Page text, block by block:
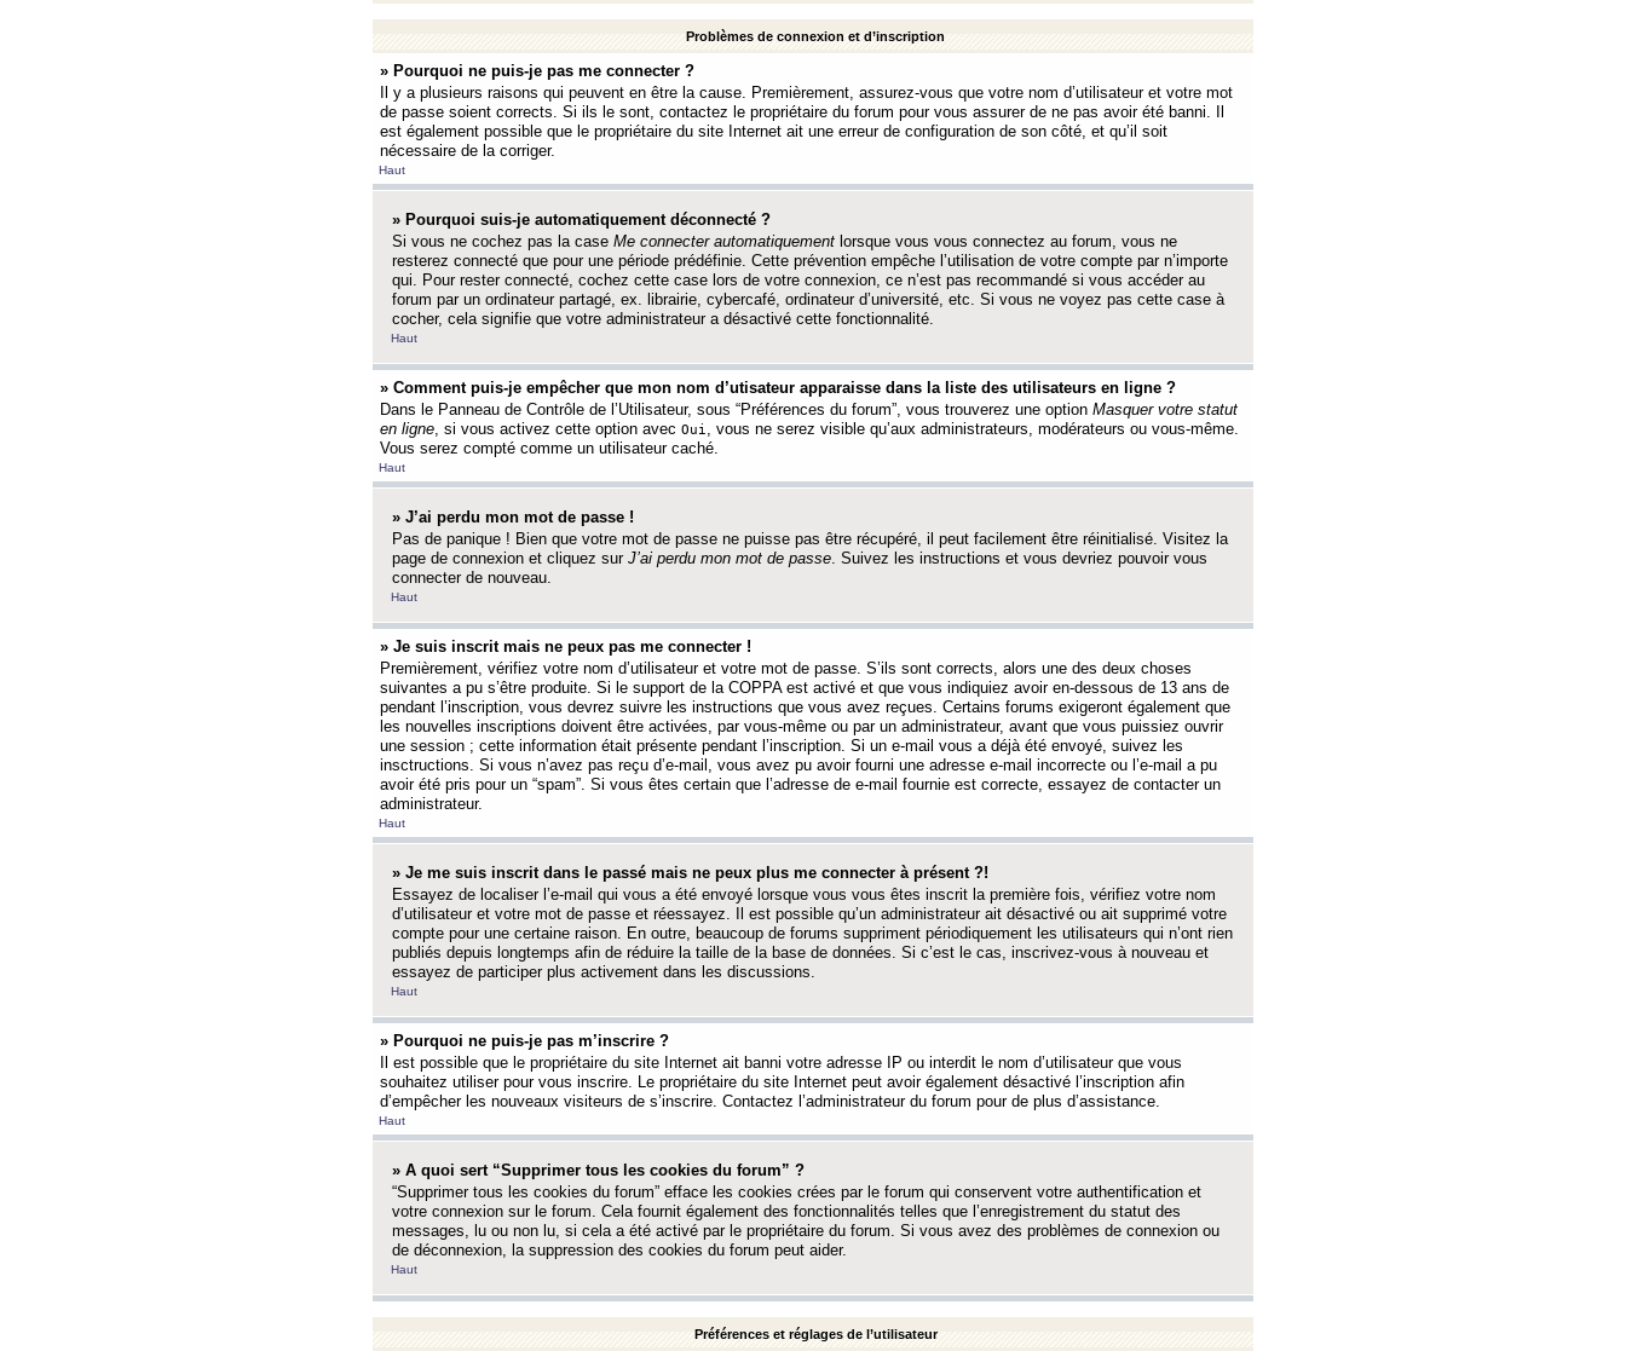
Problèmes de connexion et d’inscription
» Pourquoi ne puis-je pas me connecter ?
Il y a plusieurs raisons qui peuvent en être la cause. Premièrement, assurez-vous que votre nom d’utilisateur et votre mot
de passe soient corrects. Si ils le sont, contactez le propriétaire du forum pour vous assurer de ne pas avoir été banni. Il
est également possible que le propriétaire du site Internet ait une erreur de configuration de son côté, et qu’il soit
nécessaire de la corriger.
Haut
» Pourquoi suis-je automatiquement déconnecté ?
Si vous ne cochez pas la case Me connecter automatiquement lorsque vous vous connectez au forum, vous ne
resterez connecté que pour une période prédéfinie. Cette prévention empêche l’utilisation de votre compte par n’importe
qui. Pour rester connecté, cochez cette case lors de votre connexion, ce n’est pas recommandé si vous accéder au
forum par un ordinateur partagé, ex. librairie, cybercafé, ordinateur d’université, etc. Si vous ne voyez pas cette case à
cocher, cela signifie que votre administrateur a désactivé cette fonctionnalité.
Haut
» Comment puis-je empêcher que mon nom d’utisateur apparaisse dans la liste des utilisateurs en ligne ?
Dans le Panneau de Contrôle de l’Utilisateur, sous “Préférences du forum”, vous trouverez une option Masquer votre statut
en ligne, si vous activez cette option avec Oui , vous ne serez visible qu’aux administrateurs, modérateurs ou vous-même.
Vous serez compté comme un utilisateur caché.
Haut
» J’ai perdu mon mot de passe !
Pas de panique ! Bien que votre mot de passe ne puisse pas être récupéré, il peut facilement être réinitialisé. Visitez la
page de connexion et cliquez sur J’ai perdu mon mot de passe. Suivez les instructions et vous devriez pouvoir vous
connecter de nouveau.
Haut
» Je suis inscrit mais ne peux pas me connecter !
Premièrement, vérifiez votre nom d’utilisateur et votre mot de passe. S’ils sont corrects, alors une des deux choses
suivantes a pu s’être produite. Si le support de la COPPA est activé et que vous indiquiez avoir en-dessous de 13 ans de
pendant l’inscription, vous devrez suivre les instructions que vous avez reçues. Certains forums exigeront également que
les nouvelles inscriptions doivent être activées, par vous-même ou par un administrateur, avant que vous puissiez ouvrir
une session ; cette information était présente pendant l’inscription. Si un e-mail vous a déjà été envoyé, suivez les
insctructions. Si vous n’avez pas reçu d’e-mail, vous avez pu avoir fourni une adresse e-mail incorrecte ou l’e-mail a pu
avoir été pris pour un “spam”. Si vous êtes certain que l’adresse de e-mail fournie est correcte, essayez de contacter un
administrateur.
Haut
» Je me suis inscrit dans le passé mais ne peux plus me connecter à présent ?!
Essayez de localiser l’e-mail qui vous a été envoyé lorsque vous vous êtes inscrit la première fois, vérifiez votre nom
d’utilisateur et votre mot de passe et réessayez. Il est possible qu’un administrateur ait désactivé ou ait supprimé votre
compte pour une certaine raison. En outre, beaucoup de forums suppriment périodiquement les utilisateurs qui n’ont rien
publiés depuis longtemps afin de réduire la taille de la base de données. Si c’est le cas, inscrivez-vous à nouveau et
essayez de participer plus activement dans les discussions.
Haut
» Pourquoi ne puis-je pas m’inscrire ?
Il est possible que le propriétaire du site Internet ait banni votre adresse IP ou interdit le nom d’utilisateur que vous
souhaitez utiliser pour vous inscrire. Le propriétaire du site Internet peut avoir également désactivé l’inscription afin
d’empêcher les nouveaux visiteurs de s’inscrire. Contactez l’administrateur du forum pour de plus d’assistance.
Haut
» A quoi sert “Supprimer tous les cookies du forum” ?
“Supprimer tous les cookies du forum” efface les cookies crées par le forum qui conservent votre authentification et
votre connexion sur le forum. Cela fournit également des fonctionnalités telles que l’enregistrement du statut des
messages, lu ou non lu, si cela a été activé par le propriétaire du forum. Si vous avez des problèmes de connexion ou
de déconnexion, la suppression des cookies du forum peut aider.
Haut
Préférences et réglages de l’utilisateur